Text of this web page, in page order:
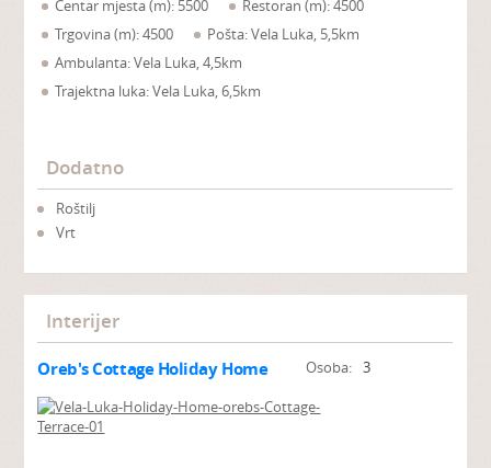
Centar mjesta (m): 5500
Restoran (m): 4500
Trgovina (m): 4500
Pošta: Vela Luka, 5,5km
Ambulanta: Vela Luka, 4,5km
Trajektna luka: Vela Luka, 6,5km
Dodatno
Roštilj
Vrt
Interijer
Oreb's Cottage Holiday Home Osoba: 3